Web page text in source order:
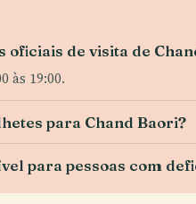
oficiais de visita de
às 19:00.
para Chand Baori?
para pessoas com